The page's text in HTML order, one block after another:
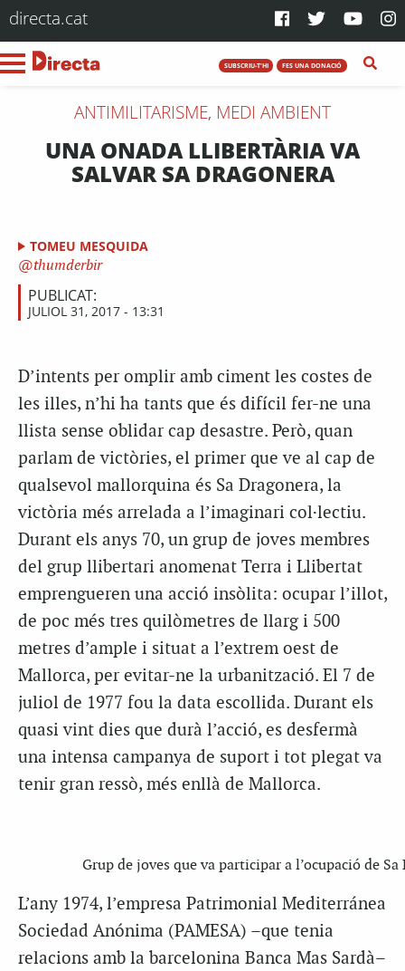
directa.cat
SUBSCRIU-T'HI FES UNA DONACIÓ
ANTIMILITARISME, MEDI AMBIENT
UNA ONADA LLIBERTÀRIA VA
SALVAR SA DRAGONERA
TOMEU MESQUIDA
thumderbir
PUBLICAT:
JULIOL 31, 2017 - 13:31
D’intents per omplir amb ciment les costes de
les illes, n’hi ha tants que és difícil fer-ne una
llista sense oblidar cap desastre. Però, quan
parlam de victòries, el primer que ve al cap de
qualsevol mallorquina és Sa Dragonera, la
victòria més arrelada a l’imaginari col·lectiu.
Durant els anys 70, un grup de joves membres
del grup llibertari anomenat Terra i Llibertat
emprengueren una acció insòlita: ocupar l’illot,
de poc més tres quilòmetres de llarg i 500
metres d’ample i situat a l’extrem oest de
Mallorca, per evitar-ne la urbanització. El 7 de
juliol de 1977 fou la data escollida. Durant els
quasi vint dies que durà l’acció, es desfermà
una intensa campanya de suport i tot plegat va
tenir gran ressò, més enllà de Mallorca.
Grup de joves que va participar a l’ocupació de
L’any 1974, l’empresa Patrimonial Mediterránea
Sociedad Anónima (PAMESA) –que tenia
relacions amb la barcelonina Banca Mas Sardà–